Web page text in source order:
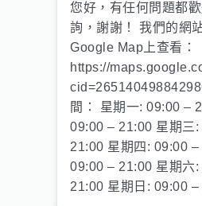
您好，有任何問題都
詢，謝謝！ 我們的網
Google Map上查看：
https://
間： 星期一: 09:00 –
09:00 – 21:00 星期三
21:00 星期四: 09:00
09:00 – 21:00 星期六
21:00 星期日: 09:00